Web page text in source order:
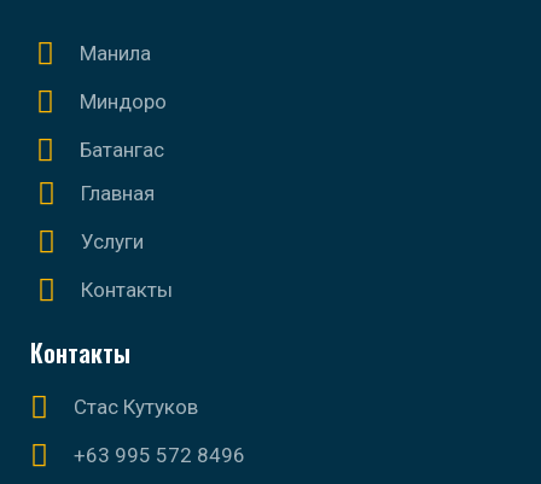
Манила
Миндоро
Батангас
Главная
Услуги
Контакты
Контакты
Стас Кутуков
+63 995 572 8496